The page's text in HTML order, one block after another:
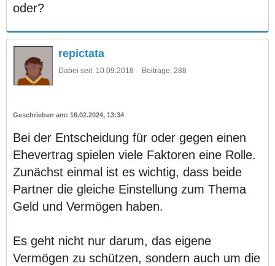
oder?
repictata
Dabei seit: 10.09.2018 Beiträge: 288
16.02.2024, 13:34
Bei der Entscheidung für oder gegen einen
Ehevertrag spielen viele Faktoren eine Rolle.
Zunächst einmal ist es wichtig, dass beide
Partner die gleiche Einstellung zum Thema
Geld und Vermögen haben.
Es geht nicht nur darum, das eigene
Vermögen zu schützen, sondern auch um die